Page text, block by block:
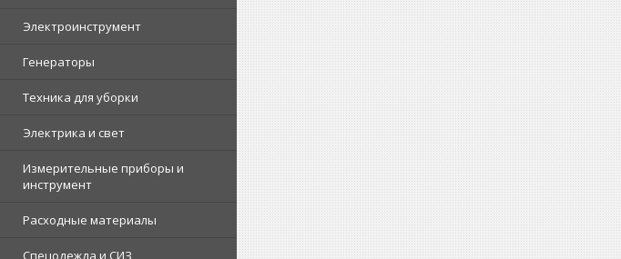
Электроинструмент
Генераторы
Техника для уборки
Электрика и свет
Измерительные приборы и
инструмент
Расходные материалы
Спецодежда и СИЗ